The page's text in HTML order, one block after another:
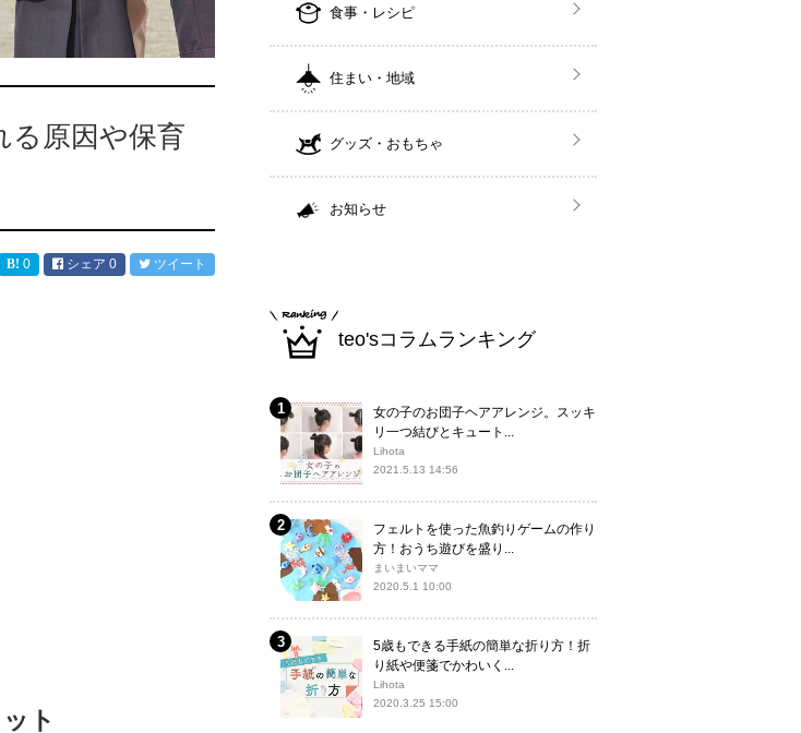
る原因や保育
0 シェア 0 ツイート
ト
食事・レシピ
住まい・地域
グッズ・おもちゃ
お知らせ
teo'sコラムランキング
女の子のお団子ヘアアレンジ。スッキ
リ一つ結びとキュート...
Lihota
2021.5.13 14:56
フェルトを使った魚釣りゲームの作り
方！おうち遊びを盛り...
まいまいママ
2020.5.1 10:00
5歳もできる手紙の簡単な折り方！折
り紙や便箋でかわいく...
Lihota
2020.3.25 15:00